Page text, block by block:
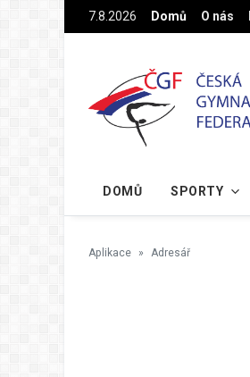
Na hlavní obsah7.8.2026 Domů O nás
DOMŮ SPORTY
Aplikace Adresář